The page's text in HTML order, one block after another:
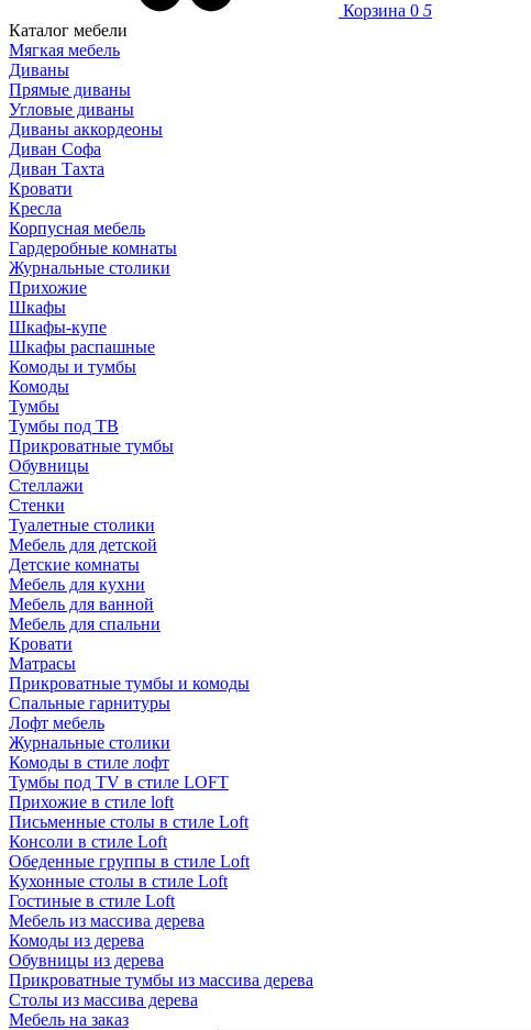
Корзина 0 5
Каталог мебели
Мягкая мебель
Диваны
Прямые диваны
Угловые диваны
Диваны аккордеоны
Диван Софа
Диван Тахта
Кровати
Кресла
Корпусная мебель
Гардеробные комнаты
Журнальные столики
Прихожие
Шкафы
Шкафы-купе
Шкафы распашные
Комоды и тумбы
Комоды
Тумбы
Тумбы под ТВ
Прикроватные тумбы
Обувницы
Стеллажи
Стенки
Туалетные столики
Мебель для детской
Детские комнаты
Мебель для кухни
Мебель для ванной
Мебель для спальни
Кровати
Матрасы
Прикроватные тумбы и комоды
Спальные гарнитуры
Лофт мебель
Журнальные столики
Комоды в стиле лофт
Тумбы под TV в стиле LOFT
Прихожие в стиле loft
Письменные столы в стиле Loft
Консоли в стиле Loft
Обеденные группы в стиле Loft
Кухонные столы в стиле Loft
Гостиные в стиле Loft
Мебель из массива дерева
Комоды из дерева
Обувницы из дерева
Прикроватные тумбы из массива дерева
Столы из массива дерева
Мебель на заказ